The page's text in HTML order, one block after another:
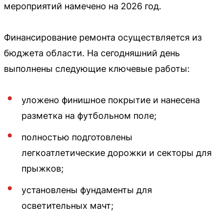
мероприятий намечено на 2026 год.
Финансирование ремонта осуществляется из
бюджета области. На сегодняшний день
выполнены следующие ключевые работы:
уложено финишное покрытие и нанесена
разметка на футбольном поле;
полностью подготовлены
легкоатлетические дорожки и секторы для
прыжков;
установлены фундаменты для
осветительных мачт;